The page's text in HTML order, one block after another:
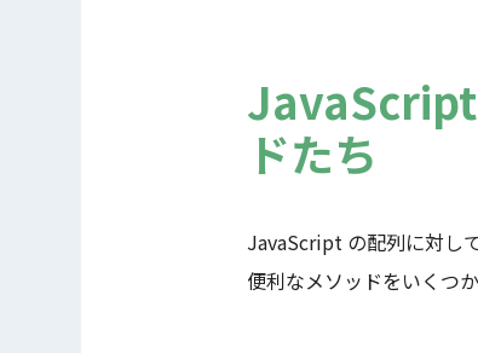
JavaScript
ドたち
JavaScript の配列に対し
便利なメソッドをいくつ